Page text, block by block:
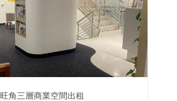
旺角三層商業空間出租